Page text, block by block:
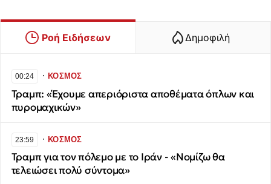
Ροή Ειδήσεων Δημοφιλή
00:24 ∙ΚΟΣΜΟΣ
Τραμπ: «Έχουμε απεριόριστα αποθέματα όπλων και
πυρομαχικών»
23:59 ∙ΚΟΣΜΟΣ
Τραμπ για τον πόλεμο με το Ιράν - «Νομίζω θα
τελειώσει πολύ σύντομα»